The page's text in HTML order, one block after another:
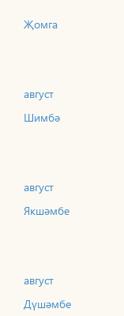
Җомга
август
Шимбә
август
Якшәмбе
август
Дүшәмбе